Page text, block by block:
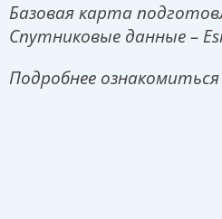
Базовая карта
Спутниковые данные –
Подробнее